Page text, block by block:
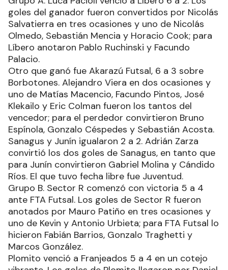
Se puso en marcha un encuentro deportivo en
donde está en juego la Copa Marcelo Adrián
Rivarola y que organiza FuSaFor (Fútbol de Salón
de Formosa). Luca Pacioli, Akarazú Futsal, Sector
R, Plomito, Italia Futsal, Yupanqui y Vial son los
punteros en sus respectivas zonas. Ayer, al cierre
de esta edición, comenzó la segunda fecha.
Grupo A. Luca Pacioli venció a Líbero 6 a 2. Los
goles del ganador fueron convertidos por Nicolás
Salvatierra en tres ocasiones y uno de Nicolás
Olmedo, Sebastián Mencia y Horacio Cook; para
Líbero anotaron Pablo Ruchinski y Facundo
Palacio.
Otro que ganó fue Akarazú Futsal, 6 a 3 sobre
Borbotones. Alejandro Viera en dos ocasiones y
uno de Matías Macencio, Facundo Pintos, José
Klekailo y Eric Colman fueron los tantos del
vencedor; para el perdedor convirtieron Bruno
Espínola, Gonzalo Céspedes y Sebastián Acosta.
Sanagus y Junín igualaron 2 a 2. Adrián Zarza
convirtió los dos goles de Sanagus, en tanto que